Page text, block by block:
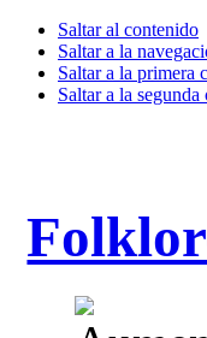
Saltar al contenido
Saltar a la
Saltar a la primera
Saltar a la segunda